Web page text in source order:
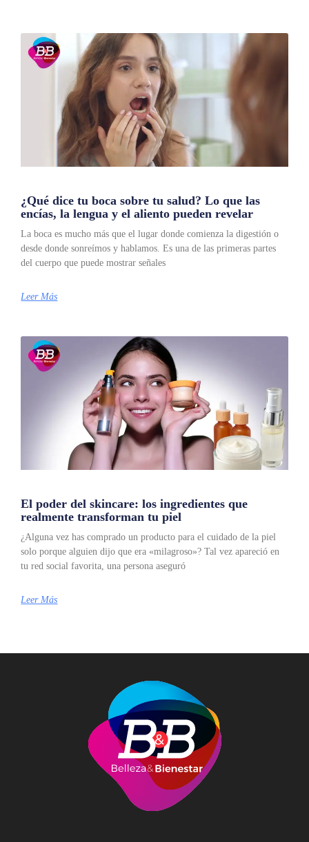
¿Qué dice tu boca sobre tu salud? Lo que las
encías, la lengua y el aliento pueden revelar
La boca es mucho más que el lugar donde comienza la digestión o
desde donde sonreímos y hablamos. Es una de las primeras partes
del cuerpo que puede mostrar señales
Leer Más
El poder del skincare: los ingredientes que
realmente transforman tu piel
¿Alguna vez has comprado un producto para el cuidado de la piel
solo porque alguien dijo que era «milagroso»? Tal vez apareció en
tu red social favorita, una persona aseguró
Leer Más